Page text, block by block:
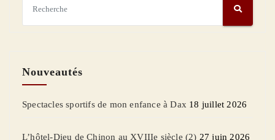
Nouveautés
Spectacles sportifs de mon enfance à Dax 18 juillet 2026
L’hôtel-Dieu de Chinon au XVIIIe siècle (2) 27 juin 2026